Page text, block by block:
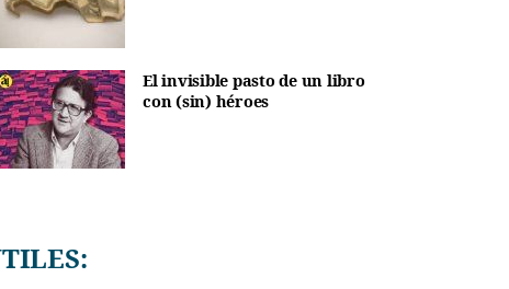
El invisible pasto de un libro
con (sin) héroes
ÚTILES: